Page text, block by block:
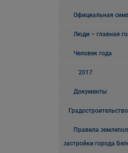
Официальная
Люди – главная
Человек года
2017
Документы
Градостроительство
Правила
застройки города